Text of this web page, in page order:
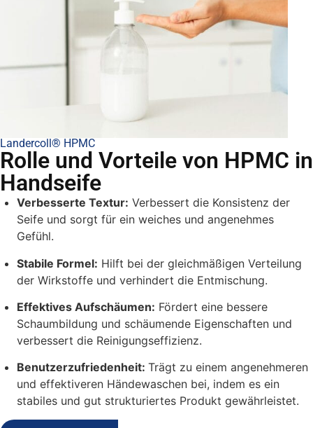
Landercoll® HPMC
Rolle und Vorteile von HPMC in
Handseife
Verbesserte Textur: Verbessert die Konsistenz der
Seife und sorgt für ein weiches und angenehmes
Gefühl.
Stabile Formel: Hilft bei der gleichmäßigen Verteilung
der Wirkstoffe und verhindert die Entmischung.
Effektives Aufschäumen: Fördert eine bessere
Schaumbildung und schäumende Eigenschaften und
verbessert die Reinigungseffizienz.
Benutzerzufriedenheit: Trägt zu einem angenehmeren
und effektiveren Händewaschen bei, indem es ein
stabiles und gut strukturiertes Produkt gewährleistet.